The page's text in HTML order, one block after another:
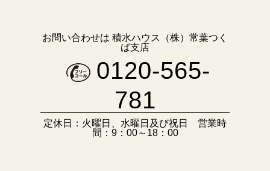
お問い合わせは 積水ハウス（株）常葉つく
ば支店
0120-565-
781
定休日：火曜日、水曜日及び祝日 営業時
間：9：00～18：00